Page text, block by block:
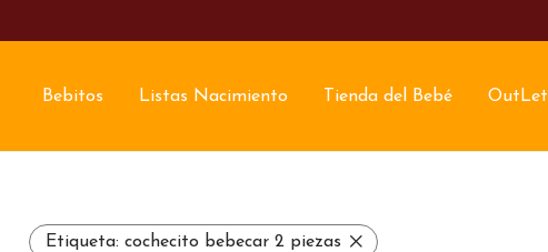
Bebitos Listas Nacimiento Tienda del Bebé OutLet
Etiqueta: cochecito bebecar 2 piezas